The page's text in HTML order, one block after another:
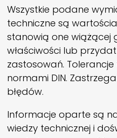
Wszystkie podane
techniczne są
stanowią one wiążącej
właściwości lub
zastosowań.
normami DIN.
błędów.
Informacje oparte są
wiedzy technicznej i